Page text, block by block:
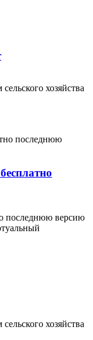
хозяйства
последнюю версию
хозяйства